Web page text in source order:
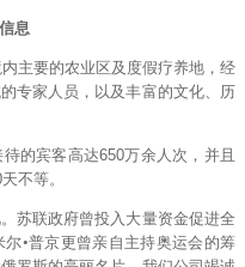
息
主要的农业区及度假疗养地，经
专家人员，以及丰富的文化、历
的宾客高达650万余人次，并且
天不等。
苏联政府曾投入大量资金促进全
尔•普京更曾亲自主持奥运会的筹